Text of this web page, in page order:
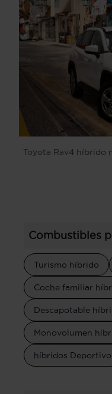
Toyota Rav4 híbrido
Combustibles
Turismo híbrido
Coche familiar
Descapotable
Monovolumen
híbridos Deportivo